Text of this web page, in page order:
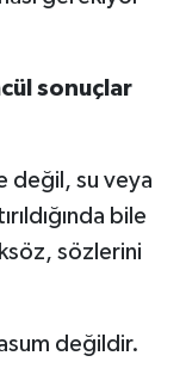
sonuçlar
değil, su veya
bile
sözlerini
değildir.